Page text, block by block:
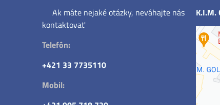
Ak máte nejaké otázky, neváhajte nás
kontaktovať
Telefón:
+421 33 7735110
Mobil:
K.I.M.